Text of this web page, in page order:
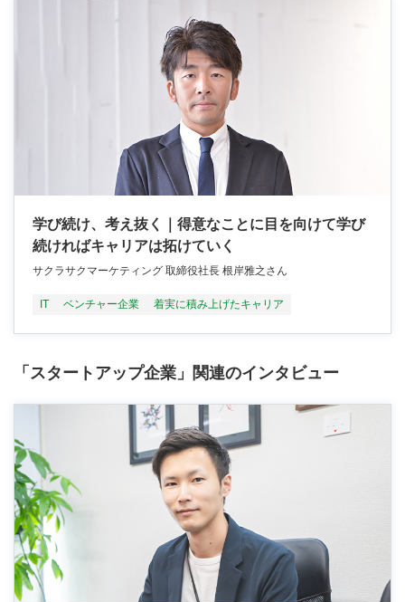
学び続け、考え抜く｜得意なことに目を向けて学び
続ければキャリアは拓けていく
サクラサクマーケティング 取締役社長 根岸雅之さん
IT ベンチャー企業 着実に積み上げたキャリア
「スタートアップ企業」関連のインタビュー